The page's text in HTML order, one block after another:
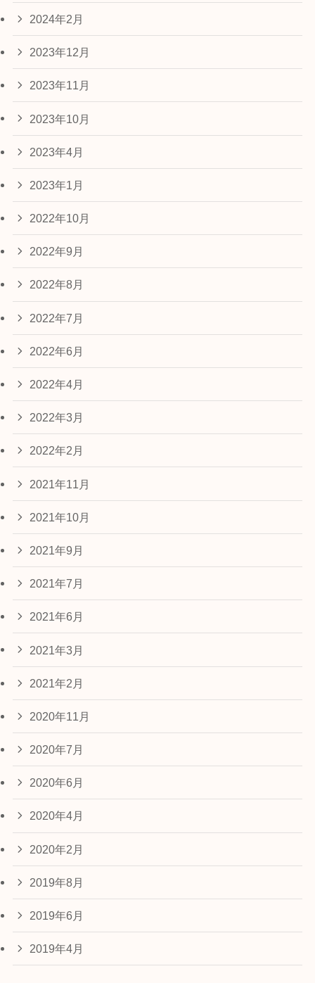
2024年2月
2023年12月
2023年11月
2023年10月
2023年4月
2023年1月
2022年10月
2022年9月
2022年8月
2022年7月
2022年6月
2022年4月
2022年3月
2022年2月
2021年11月
2021年10月
2021年9月
2021年7月
2021年6月
2021年3月
2021年2月
2020年11月
2020年7月
2020年6月
2020年4月
2020年2月
2019年8月
2019年6月
2019年4月